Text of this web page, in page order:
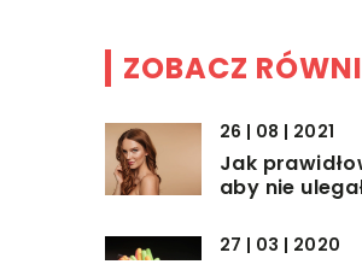
ZOBACZ
26 | 08 | 2021
Jak
aby nie
27 | 03 | 2020